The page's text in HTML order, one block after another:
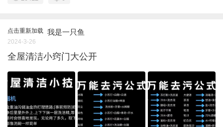
点击重新加载 我是一只鱼
2024-3-26
全屋清洁小窍门大公开